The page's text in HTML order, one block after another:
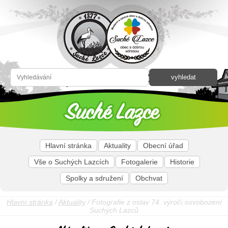
Hlavní stránka Aktuality
Obecní úřad
Vše o Suchých Lazcích
Fotogalerie
Historie
Spolky a sdružení
Obchvat
Hlavní stránka /Aktuality/ Fotografie z oslav 74. výročí osvobození
Suchých Lazců